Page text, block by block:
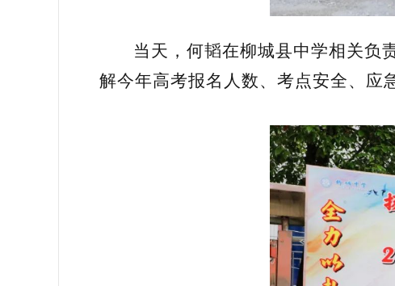
当天，何韬在柳城县中学相关负
解今年高考报名人数、考点安全、应